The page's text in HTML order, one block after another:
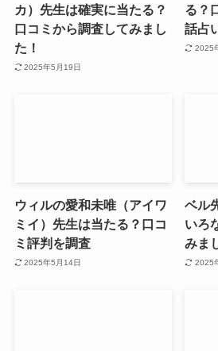
カ）先生は確実に当たる？
口コミから調査してみまし
た！
2025年5月19日
る？
話占
2025
ウィルの愛和未唯（アイワ
ミイ）先生は当たる？口コ
ミ評判を調査
2025年5月14日
ベル
いろ
みま
2025